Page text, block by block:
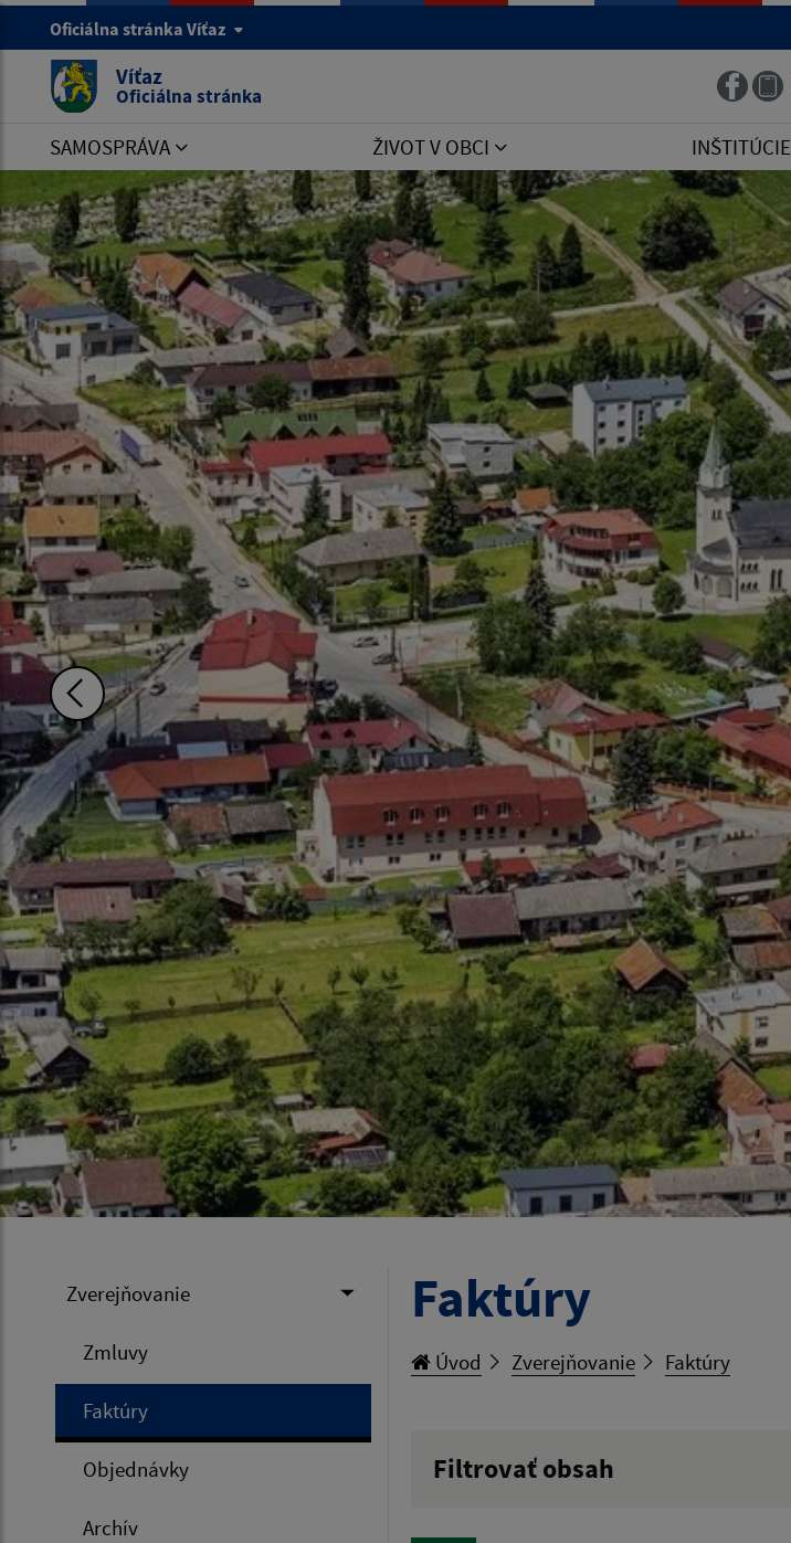
Oficiálna stránka Víťaz
Víťaz
Oficiálna stránka
SAMOSPRÁVA ŽIVOT V OBCI INŠTITÚCIE
Zverejňovanie
Zmluvy
Faktúry
Objednávky
Archív
Faktúry
Úvod Zverejňovanie Faktúry
Filtrovať obsah